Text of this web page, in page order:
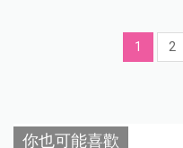
1 2
你也可能喜歡